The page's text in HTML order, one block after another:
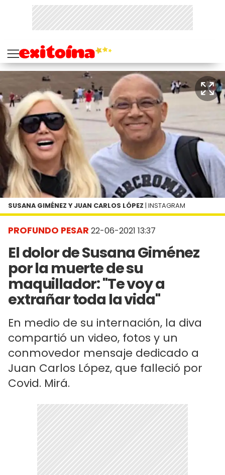
PROFUNDO PESAR 22-06-2021 13:37
El dolor de Susana Giménez
por la muerte de su
maquillador: "Te voy a
extrañar toda la vida"
En medio de su internación, la diva
compartió un video, fotos y un
conmovedor mensaje dedicado a
Juan Carlos López, que falleció por
Covid. Mirá.
SUSANA GIMÉNEZ Y JUAN CARLOS LÓPEZ | INSTAGRAM